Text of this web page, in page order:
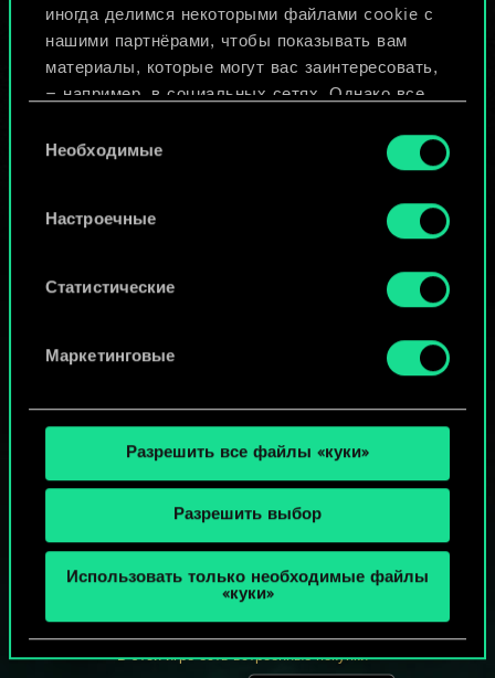
иногда делимся некоторыми файлами cookie с
нашими партнёрами, чтобы показывать вам
материалы, которые могут вас заинтересовать,
— например, в социальных сетях. Однако все
разрешения.
Найти подробную информацию о том, как мы
используем ваши файлы cookie, и изменить
«Настройки» ниже.
согласия
Необходимые
Настроечные
Статистические
Маркетинговые
Разрешить все файлы «куки»
Разрешить выбор
Использовать только необходимые файлы
«куки»
ИЛИ
МОЖЕТ ПАРТЕЕЧКУ В ГВИНТ?
ИГРАТЬ
БЕСПЛАТНО НА ПК
В этой игре есть встроенные покупки